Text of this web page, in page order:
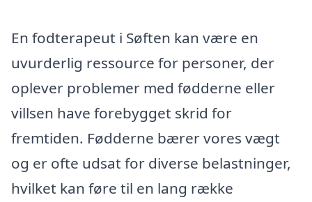
En fodterapeut i Søften kan være en
uvurderlig ressource for personer, der
oplever problemer med fødderne eller
villsen have forebygget skrid for
fremtiden. Fødderne bærer vores vægt
og er ofte udsat for diverse belastninger,
hvilket kan føre til en lang række